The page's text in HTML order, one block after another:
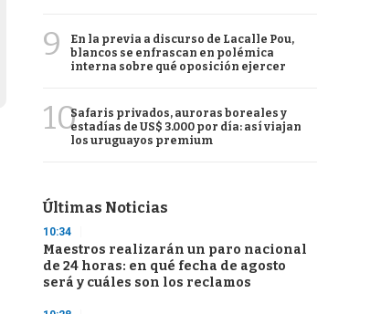
9
En la previa a discurso de Lacalle Pou,
blancos se enfrascan en polémica
interna sobre qué oposición ejercer
10Safaris privados, auroras boreales y
estadías de US$ 3.000 por día: así viajan
los uruguayos premium
Últimas Noticias
10:34
Maestros realizarán un paro nacional
de 24 horas: en qué fecha de agosto
será y cuáles son los reclamos